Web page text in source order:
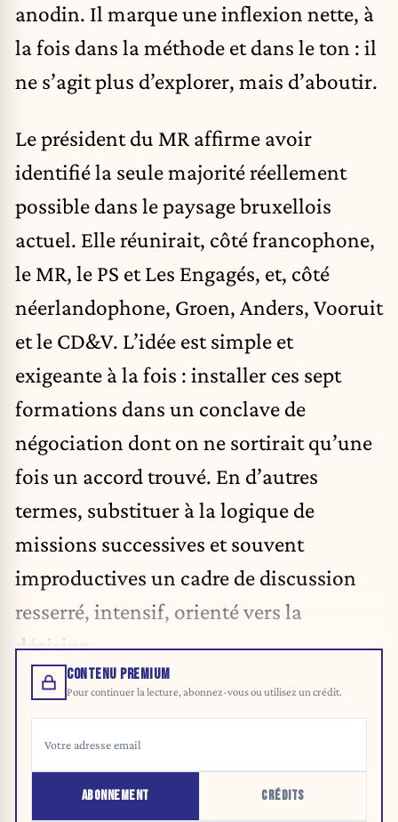
anodin. Il marque une inflexion nette, à
la fois dans la méthode et dans le ton : il
ne s’agit plus d’explorer, mais d’aboutir.
Le président du MR affirme avoir
identifié la seule majorité réellement
possible dans le paysage bruxellois
actuel. Elle réunirait, côté francophone,
le MR, le PS et Les Engagés, et, côté
néerlandophone, Groen, Anders, Vooruit
et le CD&V. L’idée est simple et
exigeante à la fois : installer ces sept
formations dans un conclave de
négociation dont on ne sortirait qu’une
fois un accord trouvé. En d’autres
termes, substituer à la logique de
missions successives et souvent
improductives un cadre de discussion
resserré, intensif, orienté vers la
décision.
CONTENU PREMIUM
Pour continuer la lecture, abonnez-vous ou utilisez un crédit.
ABONNEMENT CRÉDITS